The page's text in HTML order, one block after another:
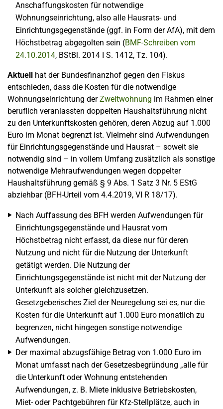
Anschaffungskosten für notwendige
Wohnungseinrichtung, also alle Hausrats- und
Einrichtungsgegenstände (ggf. in Form der AfA), mit dem
Höchstbetrag abgegolten sein (BMF-Schreiben vom
24.10.2014, BStBl. 2014 I S. 1412, Tz. 104).
Aktuell hat der Bundesfinanzhof gegen den Fiskus
entschieden, dass die Kosten für die notwendige
Wohnungseinrichtung derZweitwohnung im Rahmen einer
beruflich veranlassten doppelten Haushaltsführung nicht
zu den Unterkunftskosten gehören, deren Abzug auf 1.000
Euro im Monat begrenzt ist. Vielmehr sind Aufwendungen
für Einrichtungsgegenstände und Hausrat – soweit sie
notwendig sind – in vollem Umfang zusätzlich als sonstige
notwendige Mehraufwendungen wegen doppelter
Haushaltsführung gemäß § 9 Abs. 1 Satz 3 Nr. 5 EStG
abziehbar (BFH-Urteil vom 4.4.2019, VI R 18/17).
Nach Auffassung des BFH werden Aufwendungen für
Einrichtungsgegenstände und Hausrat vom
Höchstbetrag nicht erfasst, da diese nur für deren
Nutzung und nicht für die Nutzung der Unterkunft
getätigt werden. Die Nutzung der
Einrichtungsgegenstände ist nicht mit der Nutzung der
Unterkunft als solcher gleichzusetzen.
Gesetzgeberisches Ziel der Neuregelung sei es, nur die
Kosten für die Unterkunft auf 1.000 Euro monatlich zu
begrenzen, nicht hingegen sonstige notwendige
Aufwendungen.
Der maximal abzugsfähige Betrag von 1.000 Euro im
Monat umfasst nach der Gesetzesbegründung „alle für
die Unterkunft oder Wohnung entstehenden
Aufwendungen, z. B. Miete inklusive Betriebskosten,
Miet- oder Pachtgebühren für Kfz-Stellplätze, auch in